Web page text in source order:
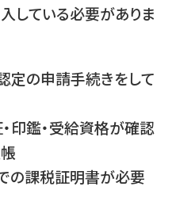
している必要がありま
の申請手続きをして
印鑑・受給資格が確認
課税証明書が必要